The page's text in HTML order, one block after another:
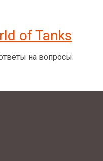
of Tanks
на вопросы.